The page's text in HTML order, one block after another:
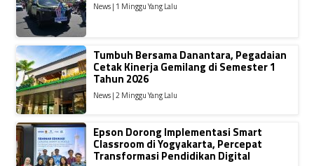
News | 1 Minggu Yang Lalu
Tumbuh Bersama Danantara, Pegadaian
Cetak Kinerja Gemilang di Semester 1
Tahun 2026
News | 2 Minggu Yang Lalu
Epson Dorong Implementasi Smart
Classroom di Yogyakarta, Percepat
Transformasi Pendidikan Digital